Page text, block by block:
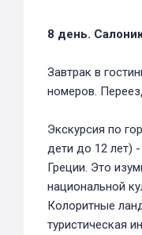
8 день.
Завтрак в
номеров.
Экскурсия по
дети до 12 лет)
Греции. Это
национальной
Колоритные
туристическая